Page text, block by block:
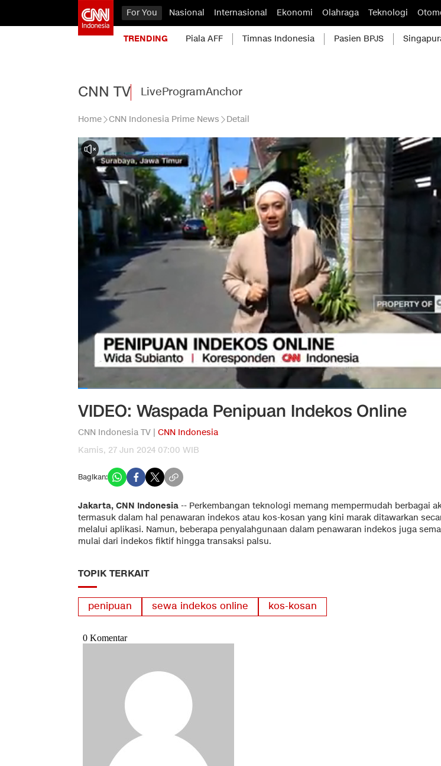
For You Nasional Internasional Ekonomi Olahraga Teknologi
TRENDING Piala AFF Timnas Indonesia Pasien BPJS
CNN TV LiveProgramAnchor
Home CNN Indonesia Prime News Detail
VIDEO: Waspada Penipuan Indekos Online
CNN Indonesia TV | CNN Indonesia
Kamis, 27 Jun 2024 07:00 WIB
Bagikan:
Jakarta, CNN Indonesia -- Perkembangan teknologi memang mempermudah berbagai
termasuk dalam hal penawaran indekos atau kos-kosan yang kini marak ditawarkan
melalui aplikasi. Namun, beberapa penyalahgunaan dalam penawaran indekos juga
mulai dari indekos fiktif hingga transaksi palsu.
TOPIK TERKAIT
penipuan sewa indekos online kos-kosan